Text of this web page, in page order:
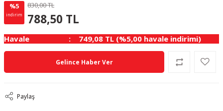
%5
indirim
830,00 TL
788,50 TL
Havale 749,08 TL (%5,00 havale indirimi)
Gelince Haber Ver
Paylaş